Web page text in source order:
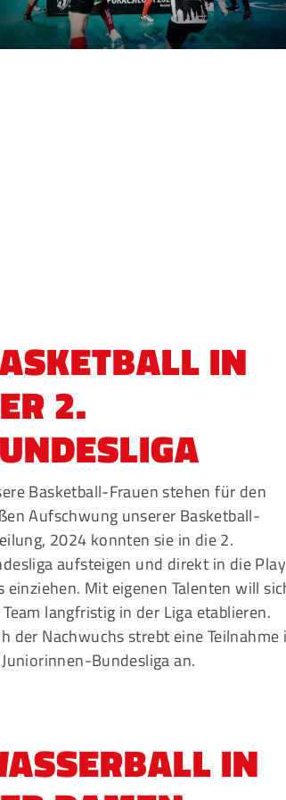
IN
2.
Basketball-Frauen stehen für den
Aufschwung unserer Basketball-
2024 konnten sie in die 2.
aufsteigen und direkt in die
einziehen. Mit eigenen Talenten will
langfristig in der Liga etablieren.
der Nachwuchs strebt eine Teilnahme
Bundesliga an.
IN